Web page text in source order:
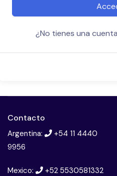
¿No tienes una
Contacto
Argentina:
+54 11 4440
9956
Mexico:
+52 5530581332